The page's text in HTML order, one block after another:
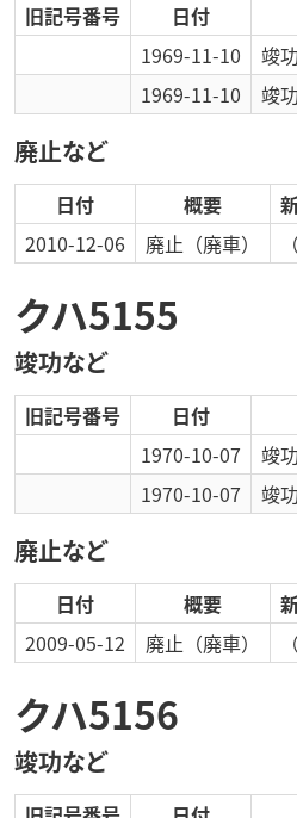
旧記号番号 日付
1969-11-10
竣功
1969-11-10
竣功
廃止など
日付 概要
2010-12-06
廃止 （廃車）
クハ5155
竣功など
旧記号番号 日付
1970-10-07
竣功
1970-10-07
竣功
廃止など
日付 概要
2009-05-12
廃止 （廃車）
クハ5156
竣功など